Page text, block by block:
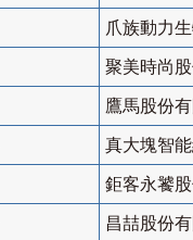
爪族動力
聚美時尚
鷹馬股份
真大塊智
鉅客永饕
昌喆股份